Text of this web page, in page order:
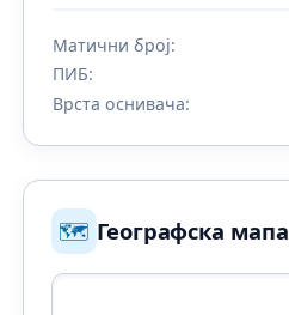
Матични број:
ПИБ:
Врста оснивача:
🗺️ Географска мапа